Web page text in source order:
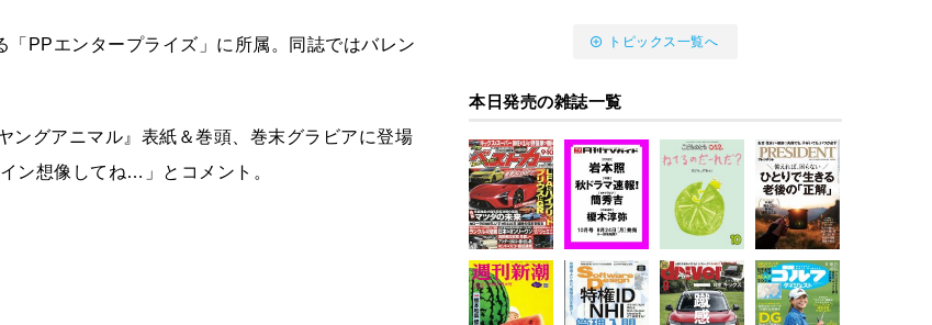
PPエンタープライズ」に所属。同誌ではバレン
ングアニマル』表紙＆巻頭、巻末グラビアに登場
ン想像してね…」とコメント。
トピックス一覧へ
本日発売の雑誌一覧